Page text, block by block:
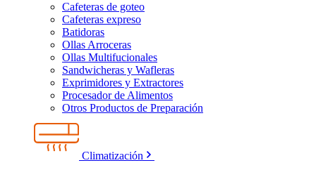
Cafeteras de goteo
Cafeteras expreso
Batidoras
Ollas Arroceras
Ollas Multifucionales
Sandwicheras y Wafleras
Exprimidores y Extractores
Procesador de Alimentos
Otros Productos de Preparación
Climatización